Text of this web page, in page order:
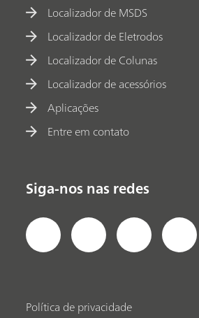
Localizador de MSDS
Localizador de Eletrodos
Localizador de Colunas
Localizador de acessórios
Aplicações
Entre em contato
Siga-nos nas redes
Política de privacidade